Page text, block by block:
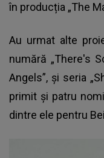
în producția „The
Au urmat alte
numără „There's
Angels”, și seria
primit și patru
dintre ele pentru